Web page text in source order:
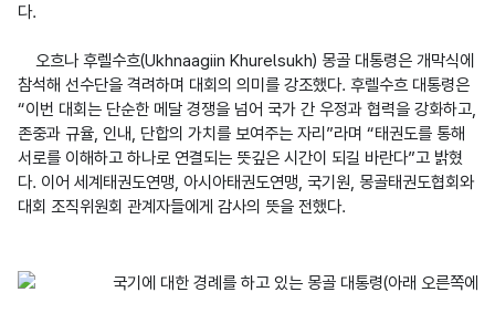
다.
참석해 선수단을 격려하며 대회의 의미를 강조했다. 후렐수흐 대통령은
“이번 대회는 단순한 메달 경쟁을 넘어 국가 간 우정과 협력을 강화하고,
존중과 규율, 인내, 단합의 가치를 보여주는 자리”라며 “태권도를 통해
서로를 이해하고 하나로 연결되는 뜻깊은 시간이 되길 바란다”고 밝혔
다. 이어 세계태권도연맹, 아시아태권도연맹, 국기원, 몽골태권도협회와
대회 조직위원회 관계자들에게 감사의 뜻을 전했다.